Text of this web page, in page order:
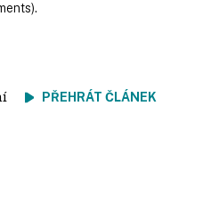
PŘEHRÁT ČLÁNEK